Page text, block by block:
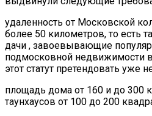
удаленность от Московской
более 50 километров, то есть
дачи , завоевывающие
подмосковной недвижимости
этот статут претендовать уже
площадь дома от 160 и до 300
таунхаусов от 100 до 200